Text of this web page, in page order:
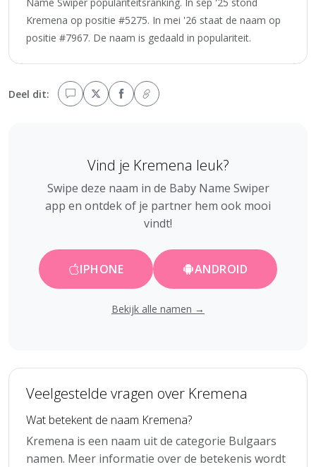
Kremena op positie #5275. In mei '26 staat de naam op
positie #7967. De naam is gedaald in populariteit.
Deel dit:
Vind je Kremena leuk?
Swipe deze naam in de Baby Name Swiper
app en ontdek of je partner hem ook mooi
vindt!
IPHONE ANDROID
Bekijk alle namen →
Veelgestelde vragen over Kremena
Wat betekent de naam Kremena?
Kremena is een naam uit de categorie Bulgaars
namen. Meer informatie over de betekenis wordt